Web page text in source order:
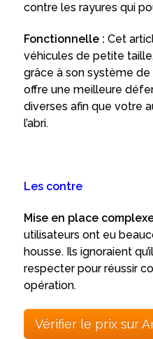
contre les rayures qui
Fonctionnelle : Cet
véhicules de petite
grâce à son système
offre une meilleure
diverses afin que votre
l’abri.
Les contre
Mise en place
utilisateurs ont eu
housse. Ils ignoraient
respecter pour réussir
opération.
Vérifier le prix sur